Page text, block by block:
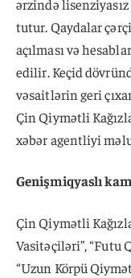
ərzində
tutur. Qaydalar
açılması və
edilir. Keçid
vəsaitlərin geri
Çin Qiymətli
xəbər agentliyi
Genişmiqyaslı
Çin Qiymətli
Vasitəçiləri”, “Futu
“Uzun Körpü